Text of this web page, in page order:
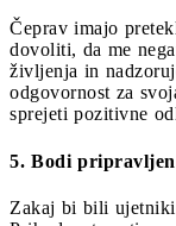
Čeprav imajo
dovoliti, da me
življenja in
odgovornost za
sprejeti pozitivne
5. Bodi
Zakaj bi bili